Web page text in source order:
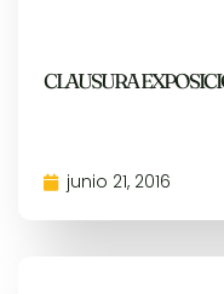
CLAUSURA
junio 21, 2016